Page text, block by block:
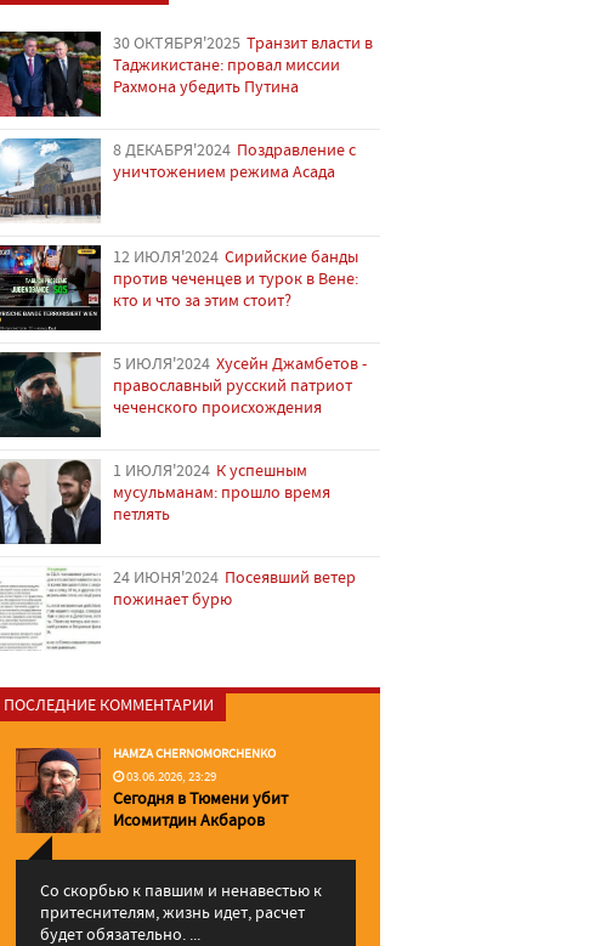
30 ОКТЯБРЯ'2025 Транзит власти в
Таджикистане: провал миссии
Рахмона убедить Путина
8 ДЕКАБРЯ'2024 Поздравление с
уничтожением режима Асада
12 ИЮЛЯ'2024 Сирийские банды
против чеченцев и турок в Вене:
кто и что за этим стоит?
5 ИЮЛЯ'2024 Хусейн Джамбетов -
православный русский патриот
чеченского происхождения
1 ИЮЛЯ'2024 К успешным
мусульманам: прошло время
петлять
24 ИЮНЯ'2024 Посеявший ветер
пожинает бурю
ПОСЛЕДНИЕ КОММЕНТАРИИ
HAMZA CHERNOMORCHENKO
03.06.2026, 23:29
Сегодня в Тюмени убит
Исомитдин Акбаров
Со скорбью к павшим и ненавестью к
притеснителям, жизнь идет, расчет
будет обязательно. ...